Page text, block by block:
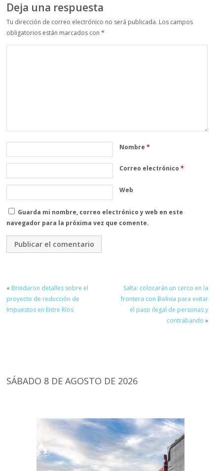
Deja una respuesta
Tu dirección de correo electrónico no será publicada. Los campos
obligatorios están marcados con*
Nombre*
Correo electrónico*
Web
Guarda mi nombre, correo electrónico y web en este
navegador para la próxima vez que comente.
« Brindaron detalles sobre el
proyecto de reducción de
Impuestos en Entre Ríos
Salta: colocarán un cerco en la
frontera con Bolivia para evitar
el paso ilegal de personas y
contrabando »
SÁBADO 8 DE AGOSTO DE 2026